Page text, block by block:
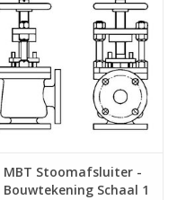
MBT Stoomafsluiter -
Bouwtekening Schaal 1